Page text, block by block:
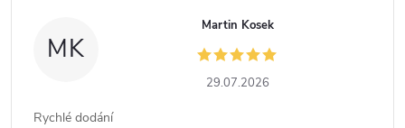
MK
Martin Kosek
29.07.2026
Rychlé dodání